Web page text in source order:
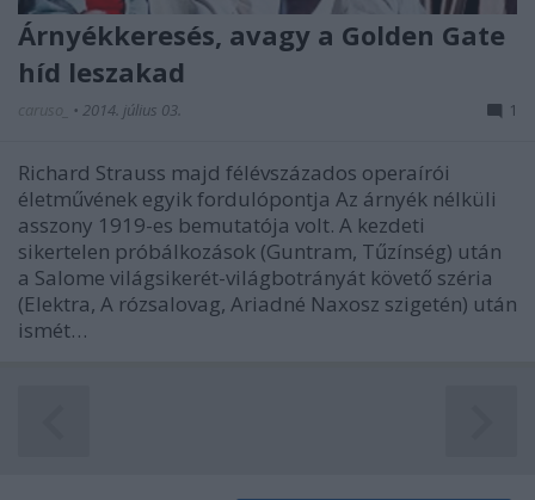
Árnyékkeresés, avagy a Golden Gate
híd leszakad
caruso_ • 2014. július 03. 1
Richard Strauss majd félévszázados operaírói
életművének egyik fordulópontja Az árnyék nélküli
asszony 1919-es bemutatója volt. A kezdeti
sikertelen próbálkozások (Guntram, Tűzínség) után
a Salome világsikerét-világbotrányát követő széria
(Elektra, A rózsalovag, Ariadné Naxosz szigetén) után
ismét…